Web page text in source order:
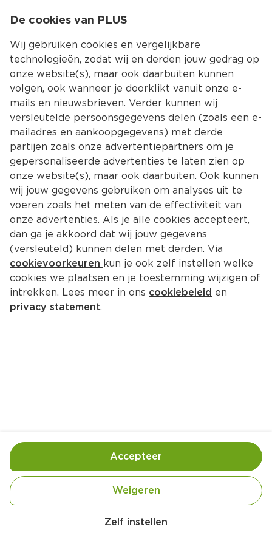
Kies jouw
Terug Producten
Kanis & Gunnink Cafeïnevrije
snelfilterkoffie
Handige informatie over dit product
Nutri-Score B
De cookies van PLUS
Wij gebruiken cookies en vergelijkbare
technologieën, zodat wij en derden jouw gedrag op
onze website(s), maar ook daarbuiten kunnen
volgen, ook wanneer je doorklikt vanuit onze e-
mails en nieuwsbrieven. Verder kunnen wij
versleutelde persoonsgegevens delen (zoals een e-
mailadres en aankoopgegevens) met derde
partijen zoals onze advertentiepartners om je
gepersonaliseerde advertenties te laten zien op
onze website(s), maar ook daarbuiten. Ook kunnen
wij jouw gegevens gebruiken om analyses uit te
voeren zoals het meten van de effectiviteit van
onze advertenties. Als je alle cookies accepteert,
dan ga je akkoord dat wij jouw gegevens
(versleuteld) kunnen delen met derden. Via
cookievoorkeuren kun je ook zelf instellen welke
cookies we plaatsen en je toestemming wijzigen of
intrekken. Lees meer in ons cookiebeleid en
privacy statement.
Zelf instellen
Weigeren
Accepteer